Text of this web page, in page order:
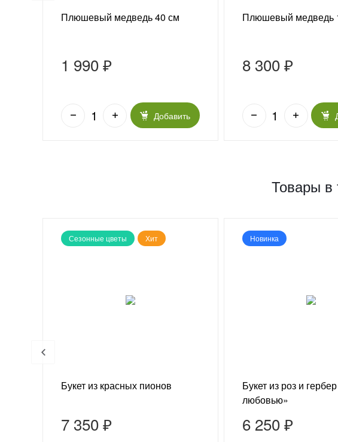
Плюшевый медведь 40 см
1 990 ₽
Добавить
Плюшевый медведь
8 300 ₽
Товары в
Сезонные цветы Хит
Букет из красных пионов
7 350 ₽
Новинка
Букет из роз и
любовью»
6 250 ₽